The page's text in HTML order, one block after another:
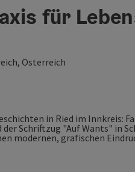
für
Österreich